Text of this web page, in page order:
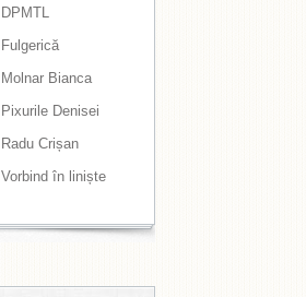
DPMTL
Fulgerică
Molnar Bianca
Pixurile Denisei
Radu Crișan
Vorbind în liniște